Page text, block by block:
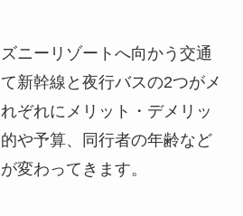
ニーリゾートへ向かう交通
新幹線と夜行バスの2つがメ
ぞれにメリット・デメリッ
や予算、同行者の年齢など
変わってきます。